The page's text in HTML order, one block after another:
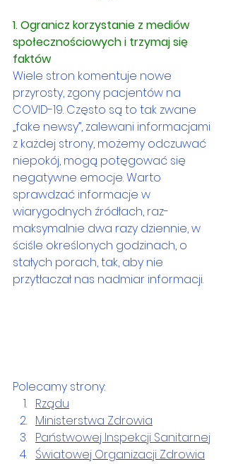
1. Ogranicz korzystanie z mediów
społecznościowych i trzymaj się
faktów
Wiele stron komentuje nowe
przyrosty, zgony pacjentów na
COVID-19. Często są to tak zwane
„fake newsy”, zalewani informacjami
z każdej strony, możemy odczuwać
niepokój, mogą potęgować się
negatywne emocje. Warto
sprawdzać informacje w
wiarygodnych źródłach, raz-
maksymalnie dwa razy dziennie, w
ściśle określonych godzinach, o
stałych porach, tak, aby nie
przytłaczał nas nadmiar informacji.
Polecamy strony:
Rządu
Ministerstwa Zdrowia
Państwowej Inspekcji Sanitarnej
Światowej Organizacji Zdrowia